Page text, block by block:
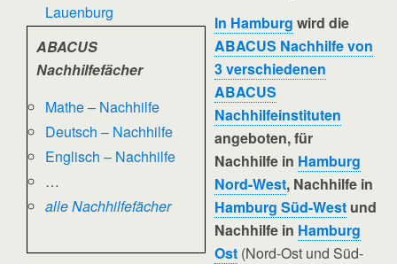
Lauenburg
ABACUS
Nachhilfefächer
Mathe – Nachhilfe
Deutsch – Nachhilfe
Englisch – Nachhilfe
…
alle Nachhilfefächer
In Hamburg wird die
ABACUS Nachhilfe von
3 verschiedenen
ABACUS
Nachhilfeinstituten
angeboten, für
Nachhilfe in Hamburg
Nord-West, Nachhilfe in
Hamburg Süd-West und
Nachhilfe in Hamburg
Ost (Nord-Ost und Süd-